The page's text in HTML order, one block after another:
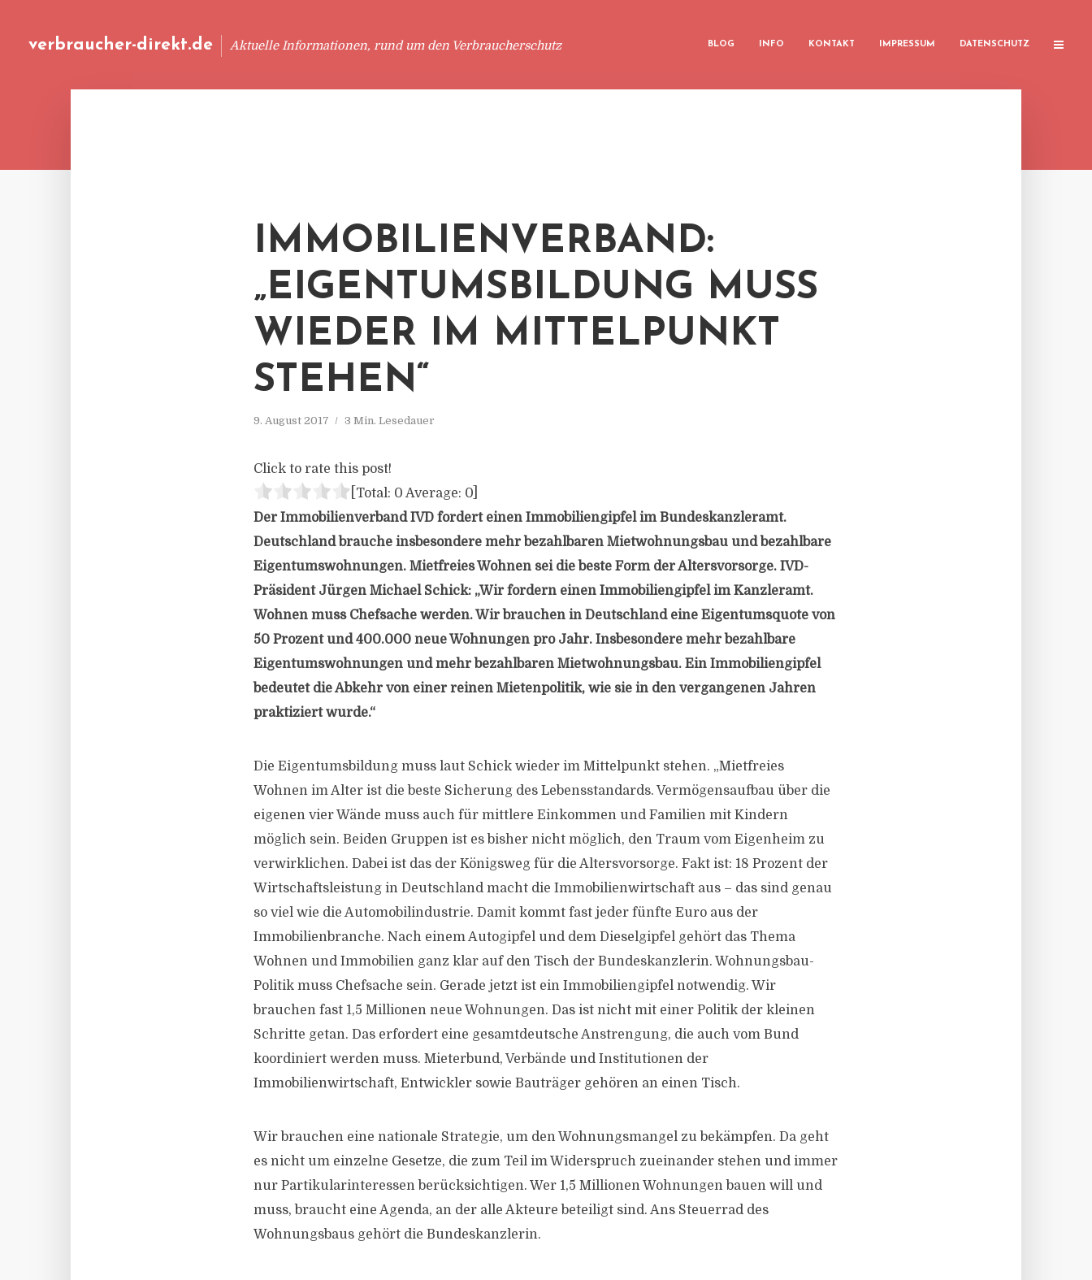
verbraucher-direkt.de Aktuelle Informationen, rund um den Verbraucherschutz BLOG INFO KONTAKT IMPRESSUM DATENSCHUTZ
IMMOBILIENVERBAND:
„EIGENTUMSBILDUNG MUSS
WIEDER IM MITTELPUNKT
STEHEN“
9. August 2017 3 Min. Lesedauer
Click to rate this post!
[Total: 0 Average: 0
Der Immobilienverband IVD fordert einen Immobiliengipfel im Bundeskanzleramt.
Deutschland brauche insbesondere mehr bezahlbaren Mietwohnungsbau und bezahlbare
Eigentumswohnungen. Mietfreies Wohnen sei die beste Form der Altersvorsorge. IVD-
Präsident Jürgen Michael Schick: „Wir fordern einen Immobiliengipfel im Kanzleramt.
Wohnen muss Chefsache werden. Wir brauchen in Deutschland eine Eigentumsquote von
50 Prozent und 400.000 neue Wohnungen pro Jahr. Insbesondere mehr bezahlbare
Eigentumswohnungen und mehr bezahlbaren Mietwohnungsbau. Ein Immobiliengipfel
bedeutet die Abkehr von einer reinen Mietenpolitik, wie sie in den vergangenen Jahren
praktiziert wurde.“
Die Eigentumsbildung muss laut Schick wieder im Mittelpunkt stehen. „Mietfreies
Wohnen im Alter ist die beste Sicherung des Lebensstandards. Vermögensaufbau über die
eigenen vier Wände muss auch für mittlere Einkommen und Familien mit Kindern
möglich sein. Beiden Gruppen ist es bisher nicht möglich, den Traum vom Eigenheim zu
verwirklichen. Dabei ist das der Königsweg für die Altersvorsorge. Fakt ist: 18 Prozent der
Wirtschaftsleistung in Deutschland macht die Immobilienwirtschaft aus – das sind genau
so viel wie die Automobilindustrie. Damit kommt fast jeder fünfte Euro aus der
Immobilienbranche. Nach einem Autogipfel und dem Dieselgipfel gehört das Thema
Wohnen und Immobilien ganz klar auf den Tisch der Bundeskanzlerin. Wohnungsbau-
Politik muss Chefsache sein. Gerade jetzt ist ein Immobiliengipfel notwendig. Wir
brauchen fast 1,5 Millionen neue Wohnungen. Das ist nicht mit einer Politik der kleinen
Schritte getan. Das erfordert eine gesamtdeutsche Anstrengung, die auch vom Bund
koordiniert werden muss. Mieterbund, Verbände und Institutionen der
Immobilienwirtschaft, Entwickler sowie Bauträger gehören an einen Tisch.
Wir brauchen eine nationale Strategie, um den Wohnungsmangel zu bekämpfen. Da geht
es nicht um einzelne Gesetze, die zum Teil im Widerspruch zueinander stehen und immer
nur Partikularinteressen berücksichtigen. Wer 1,5 Millionen Wohnungen bauen will und
muss, braucht eine Agenda, an der alle Akteure beteiligt sind. Ans Steuerrad des
Wohnungsbaus gehört die Bundeskanzlerin.